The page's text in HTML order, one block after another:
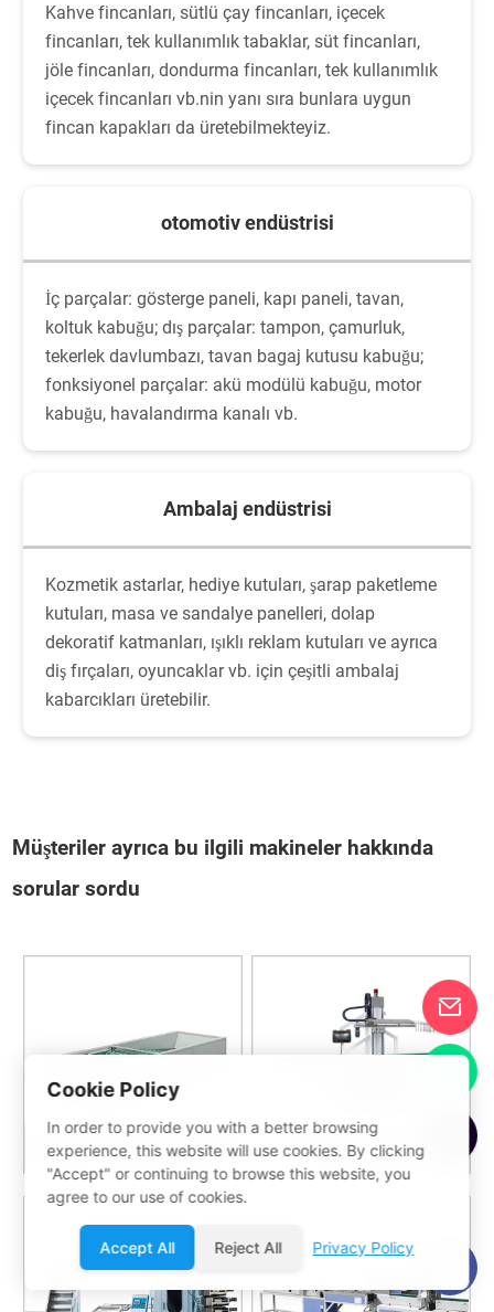
Kahve fincanları, sütlü çay fincanları, içecek
fincanları, tek kullanımlık tabaklar, süt fincanları,
jöle fincanları, dondurma fincanları, tek kullanımlık
içecek fincanları vb.nin yanı sıra bunlara uygun
fincan kapakları da üretebilmekteyiz.
otomotiv endüstrisi
İç parçalar: gösterge paneli, kapı paneli, tavan,
koltuk kabuğu; dış parçalar: tampon, çamurluk,
tekerlek davlumbazı, tavan bagaj kutusu kabuğu;
fonksiyonel parçalar: akü modülü kabuğu, motor
kabuğu, havalandırma kanalı vb.
Ambalaj endüstrisi
Kozmetik astarlar, hediye kutuları, şarap paketleme
kutuları, masa ve sandalye panelleri, dolap
dekoratif katmanları, ışıklı reklam kutuları ve ayrıca
diş fırçaları, oyuncaklar vb. için çeşitli ambalaj
kabarcıkları üretebilir.
Müşteriler ayrıca bu ilgili makineler hakkında
sorular sordu
Bardak sıralama makinesi İstifleme robotu
Cookie Policy
In order to provide you with a better browsing
experience, this website will use cookies. By clicking
"Accept" or continuing to browse this website, you
agree to our use of cookies.
Accept All Reject All Privacy Policy